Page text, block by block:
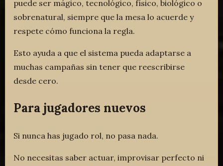
puede ser mágico, tecnológico, físico, biológico o
sobrenatural, siempre que la mesa lo acuerde y
respete cómo funciona la regla.
Esto ayuda a que el sistema pueda adaptarse a
muchas campañas sin tener que reescribirse
desde cero.
Para jugadores nuevos
Si nunca has jugado rol, no pasa nada.
No necesitas saber actuar, improvisar perfecto ni